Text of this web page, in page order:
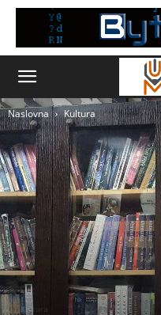
Naslovna Kultura
Kultura